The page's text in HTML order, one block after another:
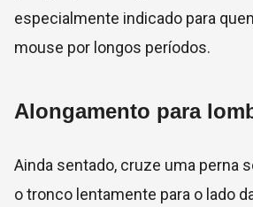
especialmente indicado para
mouse por longos períodos.
Alongamento para
Ainda sentado, cruze uma perna
o tronco lentamente para o lado